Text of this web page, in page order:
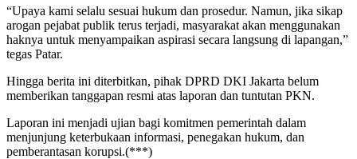
“Upaya kami selalu sesuai hukum dan prosedur. Namun, jika sikap
arogan pejabat publik terus terjadi, masyarakat akan menggunakan
haknya untuk menyampaikan aspirasi secara langsung di lapangan,”
tegas Patar.
Hingga berita ini diterbitkan, pihak DPRD DKI Jakarta belum
memberikan tanggapan resmi atas laporan dan tuntutan PKN.
Laporan ini menjadi ujian bagi komitmen pemerintah dalam
menjunjung keterbukaan informasi, penegakan hukum, dan
pemberantasan korupsi.(***)